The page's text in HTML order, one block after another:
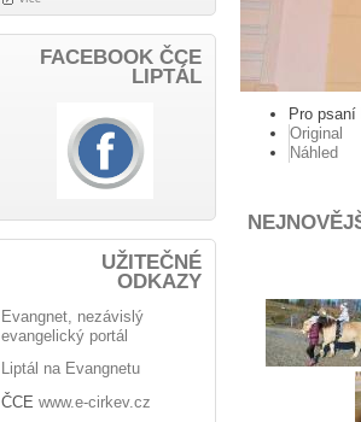
Pro
Original
Náhled
FACEBOOK ČCE
LIPTÁL
UŽITEČNÉ
ODKAZY
Evangnet, nezávislý
evangelický portál
Liptál na Evangnetu
ČCEwww.e-cirkev.cz